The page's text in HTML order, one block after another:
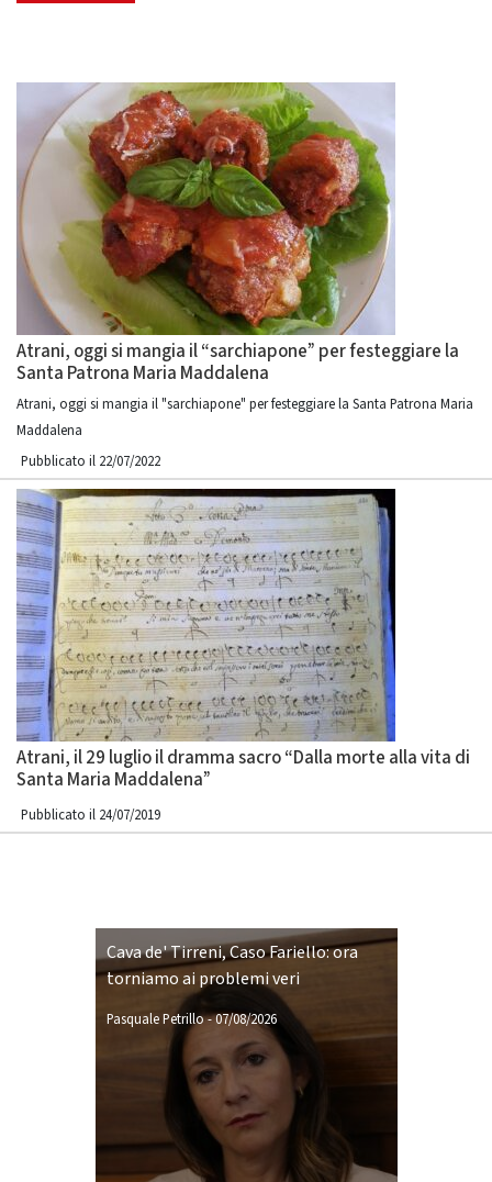
Atrani, oggi si mangia il “sarchiapone” per festeggiare la
Santa Patrona Maria Maddalena
Atrani, oggi si mangia il "sarchiapone" per festeggiare la Santa Patrona Maria
Maddalena
Pubblicato il 22/07/2022
Atrani, il 29 luglio il dramma sacro “Dalla morte alla vita di
Santa Maria Maddalena”
Pubblicato il 24/07/2019
Cava de' Tirreni, Caso Fariello: ora
torniamo ai problemi veri
Pasquale Petrillo-07/08/2026